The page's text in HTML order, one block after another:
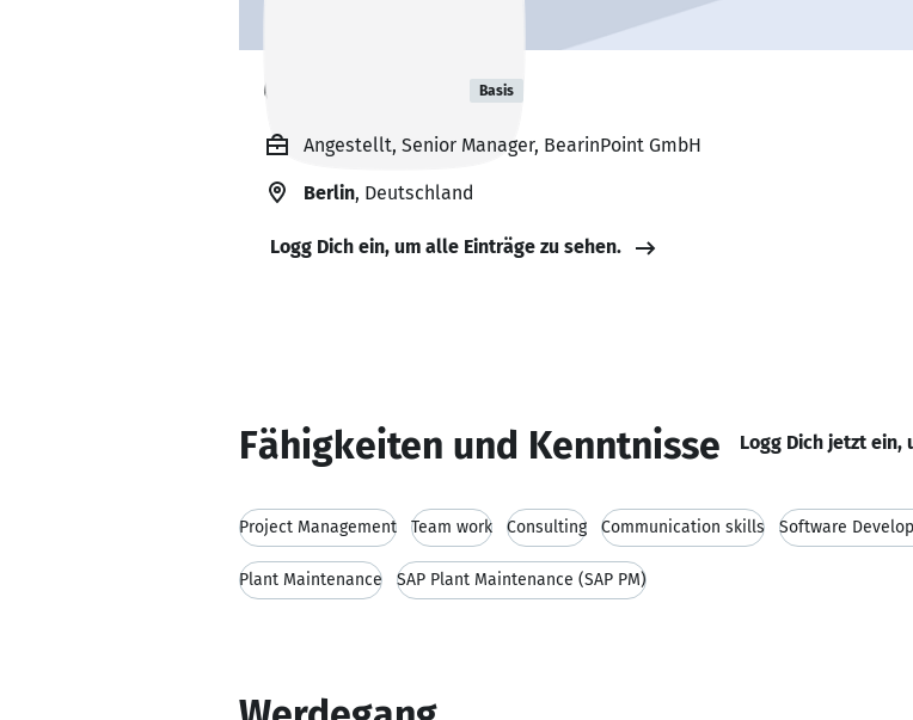
Claus Rissing Basis
Angestellt, Senior Manager, BearinPoint GmbH
Berlin, Deutschland
Logg Dich ein, um alle Einträge zu sehen.
Fähigkeiten und Kenntnisse Logg Dich jetzt ein,
Project Management Team work Consulting Communication skills Software
Plant Maintenance SAP Plant Maintenance (SAP PM)